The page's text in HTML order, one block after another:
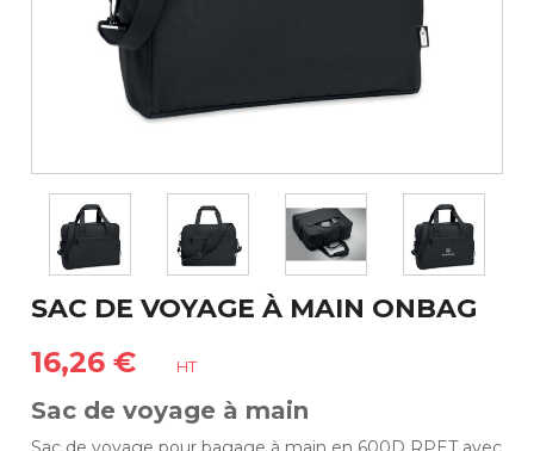
SAC DE VOYAGE À MAIN ONBAG
16,26 € HT
Sac de voyage à main